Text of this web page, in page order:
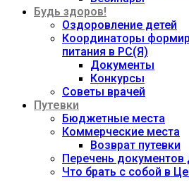
Будь здоров!
Оздоровление детей
Координаторы
питания в РС(Я)
Документы
Конкурсы
Советы врачей
Путевки
Бюджетные места
Коммерческие места
Возврат путевки
Перечень документов
Что брать с собой в